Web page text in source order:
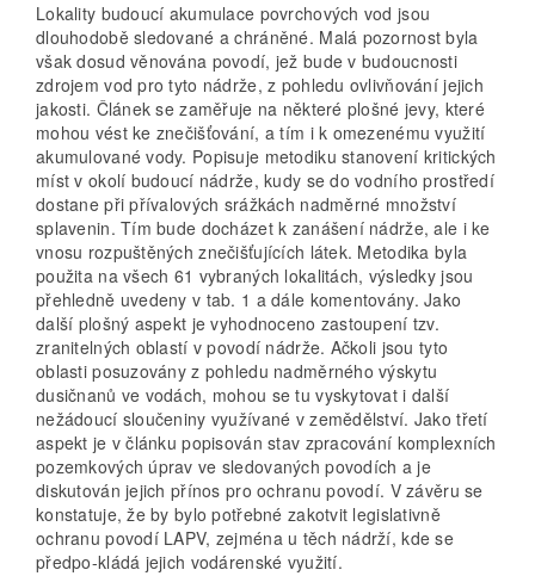
Lokality budoucí akumulace povrchových vod jsou
dlouhodobě sledované a chráněné. Malá pozornost byla
však dosud věnována povodí, jež bude v budoucnosti
zdrojem vod pro tyto nádrže, z pohledu ovlivňování jejich
jakosti. Článek se zaměřuje na některé plošné jevy, které
mohou vést ke znečišťování, a tím i k omezenému využití
akumulované vody. Popisuje metodiku stanovení kritických
míst v okolí budoucí nádrže, kudy se do vodního prostředí
dostane při přívalových srážkách nadměrné množství
splavenin. Tím bude docházet k zanášení nádrže, ale i ke
vnosu rozpuštěných znečišťujících látek. Metodika byla
použita na všech 61 vybraných lokalitách, výsledky jsou
přehledně uvedeny v tab. 1 a dále komentovány. Jako
další plošný aspekt je vyhodnoceno zastoupení tzv.
zranitelných oblastí v povodí nádrže. Ačkoli jsou tyto
oblasti posuzovány z pohledu nadměrného výskytu
dusičnanů ve vodách, mohou se tu vyskytovat i další
nežádoucí sloučeniny využívané v zemědělství. Jako třetí
aspekt je v článku popisován stav zpracování komplexních
pozemkových úprav ve sledovaných povodích a je
diskutován jejich přínos pro ochranu povodí. V závěru se
konstatuje, že by bylo potřebné zakotvit legislativně
ochranu povodí LAPV, zejména u těch nádrží, kde se
předpo-kládá jejich vodárenské využití.